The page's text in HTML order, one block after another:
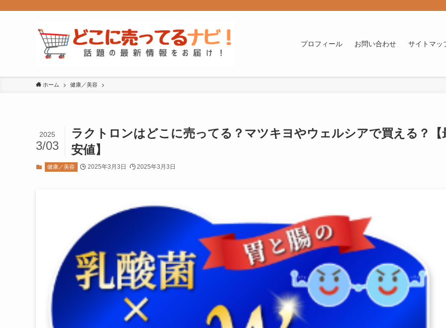
プロフィール お問い合わせ サイトマッ
ホーム 健康／美容
ラクトロンはどこに売ってる？マツキヨやウェルシアで買える？【
安値】
2025
3/03
健康／美容 2025年3月3日 2025年3月3日